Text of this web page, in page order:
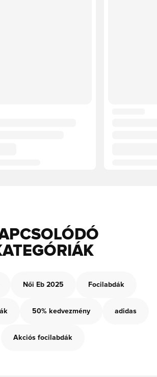
Női Eb 2025 Focilabdák
50% kedvezmény adidas
Akciós focilabdák